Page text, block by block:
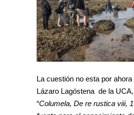
La cuestión no esta por ahora
Lázaro Lagóstena de la
“Columela, De re rustica viii,